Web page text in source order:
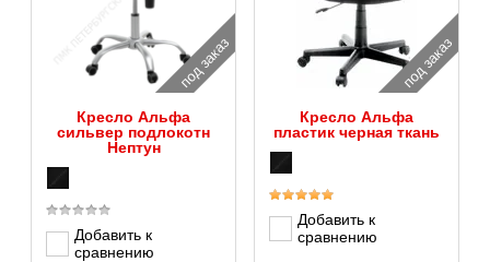
под заказ
Кресло Альфа
сильвер подлокотн
Нептун
Добавить к
сравнению
под заказ
Кресло Альфа
пластик черная ткань
Добавить к
сравнению